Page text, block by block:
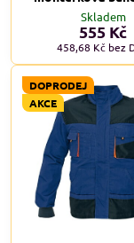
Skladem
555 Kč
458,68 Kč bez
DOPRODEJ
AKCE